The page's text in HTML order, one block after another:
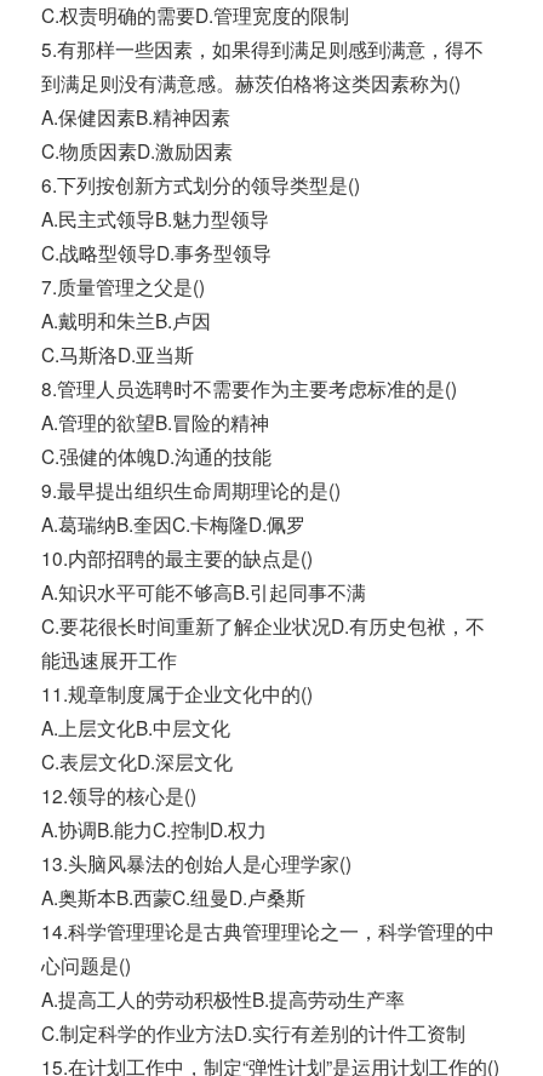
C.权责明确的需要D.管理宽度的限制
5.有那样一些因素，如果得到满足则感到满意，得不
到满足则没有满意感。赫茨伯格将这类因素称为()
A.保健因素B.精神因素
C.物质因素D.激励因素
6.下列按创新方式划分的领导类型是()
A.民主式领导B.魅力型领导
C.战略型领导D.事务型领导
7.质量管理之父是()
A.戴明和朱兰B.卢因
C.马斯洛D.亚当斯
8.管理人员选聘时不需要作为主要考虑标准的是()
A.管理的欲望B.冒险的精神
C.强健的体魄D.沟通的技能
9.最早提出组织生命周期理论的是()
A.葛瑞纳B.奎因C.卡梅隆D.佩罗
10.内部招聘的最主要的缺点是()
A.知识水平可能不够高B.引起同事不满
C.要花很长时间重新了解企业状况D.有历史包袱，不
能迅速展开工作
11.规章制度属于企业文化中的()
A.上层文化B.中层文化
C.表层文化D.深层文化
12.领导的核心是()
A.协调B.能力C.控制D.权力
13.头脑风暴法的创始人是心理学家()
A.奥斯本B.西蒙C.纽曼D.卢桑斯
14.科学管理理论是古典管理理论之一，科学管理的中
心问题是()
A.提高工人的劳动积极性B.提高劳动生产率
C.制定科学的作业方法D.实行有差别的计件工资制
15.在计划工作中，制定“弹性计划”是运用计划工作的()